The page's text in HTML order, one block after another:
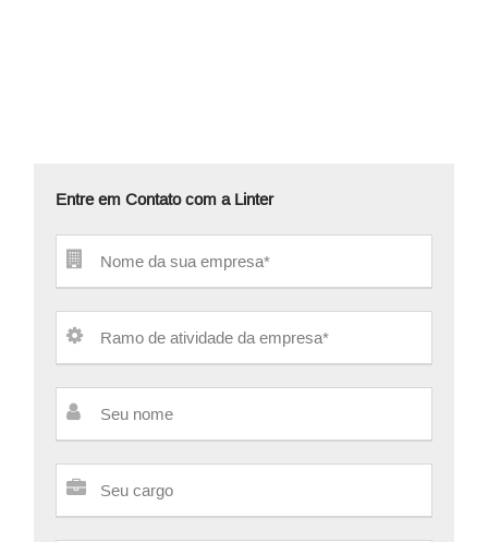
Entre em Contato com a Linter